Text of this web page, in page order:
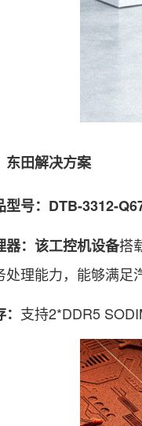
田解决方案
号： DTB-3312-
器：该工控机设备搭
处理能力，能够满足
支持2*DDR5